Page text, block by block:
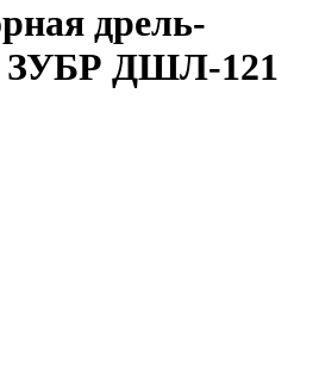
дрель-
ЗУБР ДШЛ-121